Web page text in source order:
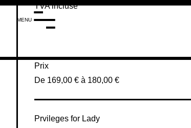
MENU
TVA incluse
Prix
De 169,00 € à 180,00 €
Prvileges for Lady